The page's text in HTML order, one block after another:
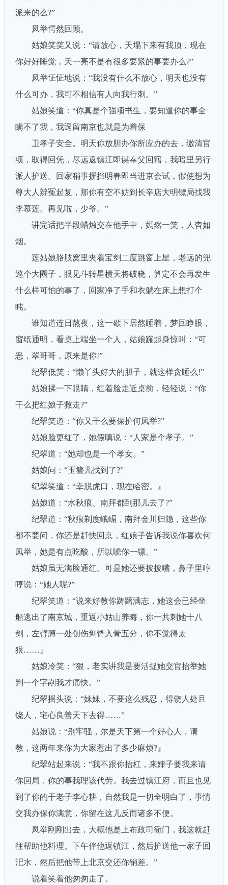
派来的么?”
凤举愕然回顾。
姑娘笑笑又说：“请放心，天塌下来有我顶，现在
你好好睡觉，天一亮不是有很多要紧的事要办么?”
凤举怔怔地说：“我没有什么不放心，明天也没有
什么可办，我可不相信有人向我行刺。”
姑娘笑道：“你真是个强项书生，要知道你的事全
瞒不了我，我逗留南京也就是为着保
卫孝子安全。明天你放胆办你所应办的去，缴清官
项，取得回凭，尽远返镇江即谋奉父回籍，我暗里另行
派人护送。回家稍事摒挡明春即当进京会试，假使想为
尊大人辨冤起复，那你有空不妨到长辛店大明镖局找我
李慕莲。再见啦，少爷。”
讲完话把半段蜡烛交在他手中，嫣然一笑，人杳如
烟。
莲姑娘胳肢窝里夹着宝剑二度跳窗上星，老远的兜
巡个大圈子，眼见斗转星横天将破晓，算定不会再发生
什么样可怕的事了，回家净了手和衣躺在床上想打个
盹。
谁知道连日熬夜，这一歇下居然睡着，梦回睁眼，
窗纸通明，看桌上端坐一个人，姑娘蹦起身惊叫：“可
恶，翠哥哥，原来是你!”
纪翠低笑：“懒丫头好大的胆子，就这样贪睡么!”
姑娘揉一下眼睛，红着脸走近桌前，轻轻说：“你
干么把红娘子救走?”
纪翠笑道：“你又干么要保护何凤举?”
姑娘脸更红了，她假嗔说：“人家是个孝子。”
纪翠道：“她却也是一个孝女。”
姑娘问：“玉簪儿找到了?”
纪翠笑道：“幸脱虎口，现在哈密。』
姑娘道：“水秋痕、南拜都到那儿去了?”
纪翠道：“秋痕剃度峨嵋，南拜金川归隐，这些你
都不要问，你还是赶快回京，红娘子告诉我说你喜欢何
凤举，她是有点吃酸，所以唬你一镖。”
姑娘虽无满脸通红。可是她还要披披嘴，鼻子里哼
哼说：“她人呢?”
纪翠笑道：“说来好教你踌躇满志，她这会已经坐
船逃出了南京城，重返小姑山养晦，你一共刺她十八
剑，左臂膊一处创伤剑锋入骨五分，你不觉得太
狠……』
姑娘冷笑：“狠，老实讲我是要活捉她交官抬举她
判一个字剐我才痛快。”
纪翠摇头说：“妹妹，不要这么残忍，得饶人处且
饶人，宅心良善天下去得……”
姑娘说：“别牢骚，尔是天下第一个好心人，请
教，这两年来你为大家惹出了多少麻烦?』
纪翠站起来说：“我不跟你抬杠，来婶子要我来请
你回局，你的事我理该代劳。我去过镇江府，而且也见
到了你的干老子李心耕，自然我是一切全明白了，事情
交我办保你满意，你留在这儿反而诸多不便。
凤举刚刚出去，大概他是上布政司衙门，我这就赶
往帮助他料理。下午伴他返镇江，然后护送他一家子回
汜水，然后把他带上北京交还你销差。”
说着笑着他匆匆走了。